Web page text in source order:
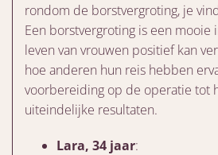
rondom de borstvergroting, je
Een borstvergroting is een mooie
leven van vrouwen positief kan
hoe anderen hun reis hebben
voorbereiding op de operatie tot
uiteindelijke resultaten.
Lara, 34 jaar: